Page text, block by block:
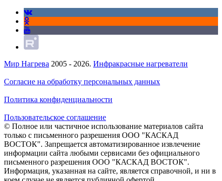
Мир Нагрева 2005 - 2026. Инфракрасные нагреватели
Согласие на обработку персональных данных
Политика конфиденциальности
Пользовательское соглашение
© Полное или частичное использование материалов сайта
только с письменного разрешения ООО "КАСКАД
ВОСТОК". Запрещается автоматизированное извлечение
информации сайта любыми сервисами без официального
письменного разрешения ООО "КАСКАД ВОСТОК".
Информация, указанная на сайте, является справочной, и ни в